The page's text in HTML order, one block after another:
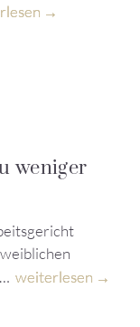
weniger
weiterlesen